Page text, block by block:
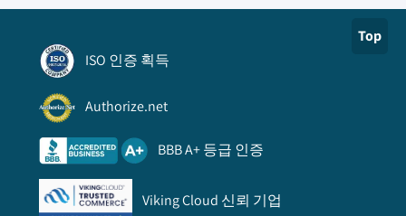
Top
ISO 인증 획득
Authorize.net
BBB A+ 등급 인증
Viking Cloud 신뢰 기업